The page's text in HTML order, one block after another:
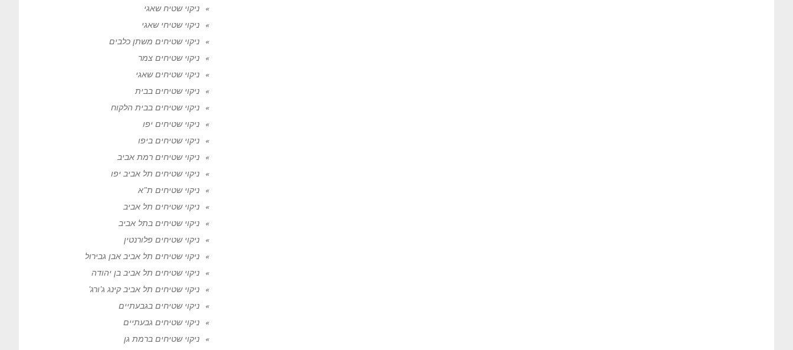
ניקוי שטיח שאגי
ניקוי שטיחי שאגי
ניקוי שטיחים משתן כלבים
ניקוי שטיחים צמר
ניקוי שטיחים שאגי
ניקוי שטיחים בבית
ניקוי שטיחים בבית הלקוח
ניקוי שטיחים יפו
ניקוי שטיחים ביפו
ניקוי שטיחים רמת אביב
ניקוי שטיחים תל אביב יפו
ניקוי שטיחים ת"א
ניקוי שטיחים תל אביב
ניקוי שטיחים בתל אביב
ניקוי שטיחים פלורנטין
ניקוי שטיחים תל אביב אבן גבירול
ניקוי שטיחים תל אביב בן יהודה
ניקוי שטיחים תל אביב קינג ג'ורג'
ניקוי שטיחים בגבעתיים
ניקוי שטיחים גבעתיים
ניקוי שטיחים ברמת גן